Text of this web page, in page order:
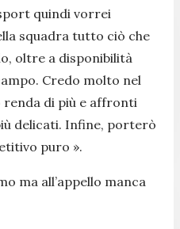
quindi vorrei
squadra tutto ciò che
oltre a disponibilità
Credo molto nel
di più e affronti
delicati. Infine, porterò
puro ».
ma all’appello manca